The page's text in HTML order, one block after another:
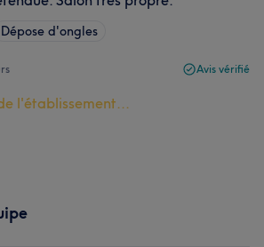
Dépose d'ongles
Avis vérifié
l'établissement...